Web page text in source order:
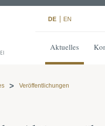
DE EN
Aktuelles
Veröffentlichungen